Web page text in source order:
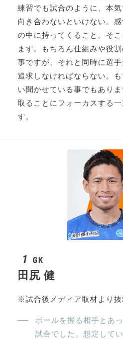
練習でも試合のように、本
向き合わないといけない。
の中に持ってくること。そ
ます。もちろん仕組みや役
事ですが、それと同時に選
追求しなければならない。
い聞かせている事でもあり
取ることにフォーカスする
す。
GK
1
田尻 健
※試合後メディア取材より抜
ボールを握る相手とあ
試合でした。想定して